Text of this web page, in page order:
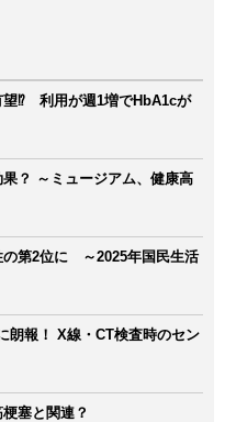
望⁉ 利用が週1増でHbA1cが
果？ ～ミュージアム、健康高
の第2位に ～2025年国民生活
朗報！ X線・CT検査時のセン
塞と関連？